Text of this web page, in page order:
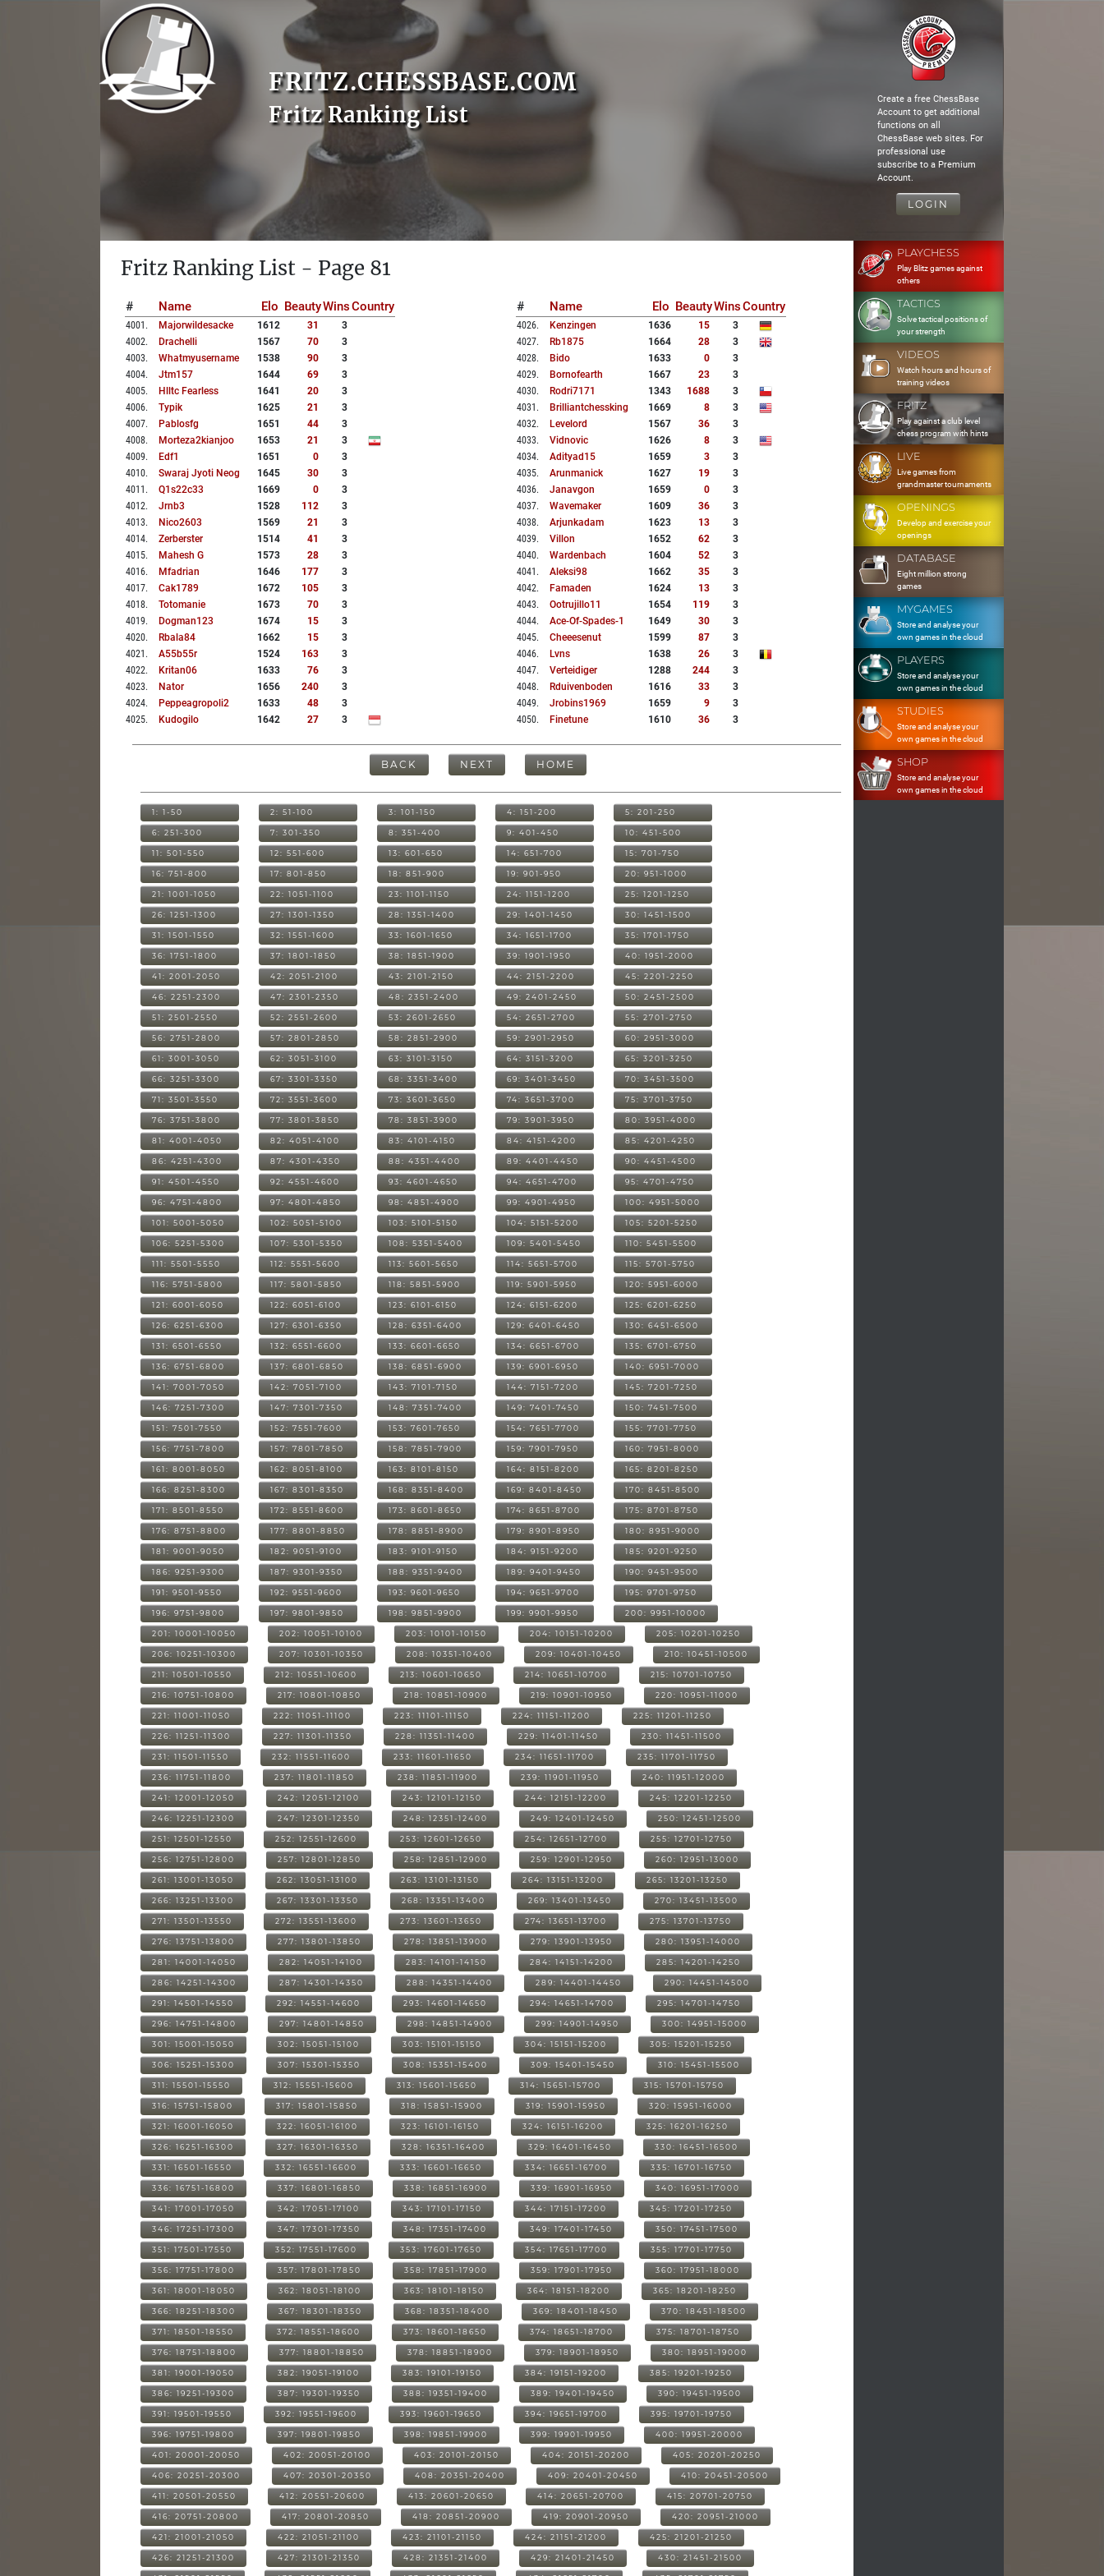
FRITZ.CHESSBASE.COM
Fritz Ranking List
Create a free ChessBase
Account to get additional
functions on all
ChessBase web sites. For
professional use
subscribe to a Premium
Account.
LOGIN
Fritz Ranking List - Page 81
# Name Elo BeautyWinsCountry
4001 . Majorwildesacke 1612 31
3
4002. Drachelli 1567 70
3
4003. Whatmyusername 1538 90
3
4004. Jtm157 1644 69
3
4005. Hlltc Fearless 1641 20
3
4006. Typik 1625 21
3
4007. Pablosfg 1651 44
3
4008. Morteza2kianjoo 1653 21
3
4009. Edf1 1651 0
3
4010. Swaraj Jyoti Neog 1645 30
3
4011 . Q1s22c33 1669 0
3
4012. Jrnb3 1528 112
3
4013. Nico2603 1569 21
3
4014. Zerberster 1514 41
3
4015. Mahesh G 1573 28
3
4016. Mfadrian 1646 177
3
4017. Cak1789 1672 105
3
4018. Totomanie 1673 70
3
4019. Dogman123 1674 15
3
4020. Rbala84 1662 15
3
4021 . A55b55r 1524 163
3
4022. Kritan06 1633 76
3
4023. Nator 1656 240
3
4024. Peppeagropoli2 1633 48
3
4025. Kudogilo 1642 27 3
# Name Elo BeautyWinsCountry
4026. Kenzingen 1636 15
3
4027. Rb1875 1664 28
3
4028. Bido 1633 0
3
4029. Bornofearth 1667 23
3
4030. Rodri7171 1343 1688
3
4031 . Brilliantchessking 1669 8
3
4032. Levelord 1567 36
3
4033. Vidnovic 1626 8
3
4034. Adityad15 1659 3
3
4035. Arunmanick 1627 19
3
4036. Janavgon 1659 0
3
4037. Wavemaker 1609 36
3
4038. Arjunkadam 1623 13
3
4039. Villon 1652 62
3
4040. Wardenbach 1604 52
3
4041 . Aleksi98 1662 35
3
4042. Famaden 1624 13
3
4043. Ootrujillo11 1654 119
3
4044. Ace-Of-Spades-1 1649 30
3
4045. Cheeesenut 1599 87
3
4046. Lvns 1638 26
3
4047. Verteidiger 1288 244
3
4048. Rduivenboden 1616 33
3
4049. Jrobins1969 1659 9
3
4050. Finetune 1610 36 3
BACK NEXT HOME
1: 1-50 2: 51-100 3: 101-150 4: 151-200 5: 201-250
6: 251-300 7: 301-350 8: 351-400 9: 401-450 10: 451-500
11: 501-550 12: 551-600 13: 601-650 14: 651-700 15: 701-750
16: 751-800 17: 801-850 18: 851-900 19: 901-950 20: 951-1000
21: 1001-1050 22: 1051-1100 23: 1101-1150 24: 1151-1200 25: 1201-1250
26: 1251-1300 27: 1301-1350 28: 1351-1400 29: 1401-1450 30: 1451-1500
31: 1501-1550 32: 1551-1600 33: 1601-1650 34: 1651-1700 35: 1701-1750
36: 1751-1800 37: 1801-1850 38: 1851-1900 39: 1901-1950 40: 1951-2000
41: 2001-2050 42: 2051-2100 43: 2101-2150 44: 2151-2200 45: 2201-2250
46: 2251-2300 47: 2301-2350 48: 2351-2400 49: 2401-2450 50: 2451-2500
51: 2501-2550 52: 2551-2600 53: 2601-2650 54: 2651-2700 55: 2701-2750
56: 2751-2800 57: 2801-2850 58: 2851-2900 59: 2901-2950 60: 2951-3000
61: 3001-3050 62: 3051-3100 63: 3101-3150 64: 3151-3200 65: 3201-3250
66: 3251-3300 67: 3301-3350 68: 3351-3400 69: 3401-3450 70: 3451-3500
71: 3501-3550 72: 3551-3600 73: 3601-3650 74: 3651-3700 75: 3701-3750
76: 3751-3800 77: 3801-3850 78: 3851-3900 79: 3901-3950 80: 3951-4000
81: 4001-4050 82: 4051-4100 83: 4101-4150 84: 4151-4200 85: 4201-4250
86: 4251-4300 87: 4301-4350 88: 4351-4400 89: 4401-4450 90: 4451-4500
91: 4501-4550 92: 4551-4600 93: 4601-4650 94: 4651-4700 95: 4701-4750
96: 4751-4800 97: 4801-4850 98: 4851-4900 99: 4901-4950 100: 4951-5000
101: 5001-5050 102: 5051-5100 103: 5101-5150 104: 5151-5200 105: 5201-5250
106: 5251-5300 107: 5301-5350 108: 5351-5400 109: 5401-5450 110: 5451-5500
111: 5501-5550 112: 5551-5600 113: 5601-5650 114: 5651-5700 115: 5701-5750
116: 5751-5800 117: 5801-5850 118: 5851-5900 119: 5901-5950 120: 5951-6000
121: 6001-6050 122: 6051-6100 123: 6101-6150 124: 6151-6200 125: 6201-6250
126: 6251-6300 127: 6301-6350 128: 6351-6400 129: 6401-6450 130: 6451-6500
131: 6501-6550 132: 6551-6600 133: 6601-6650 134: 6651-6700 135: 6701-6750
136: 6751-6800 137: 6801-6850 138: 6851-6900 139: 6901-6950 140: 6951-7000
141: 7001-7050 142: 7051-7100 143: 7101-7150 144: 7151-7200 145: 7201-7250
146: 7251-7300 147: 7301-7350 148: 7351-7400 149: 7401-7450 150: 7451-7500
151: 7501-7550 152: 7551-7600 153: 7601-7650 154: 7651-7700 155: 7701-7750
156: 7751-7800 157: 7801-7850 158: 7851-7900 159: 7901-7950 160: 7951-8000
161: 8001-8050 162: 8051-8100 163: 8101-8150 164: 8151-8200 165: 8201-8250
166: 8251-8300 167: 8301-8350 168: 8351-8400 169: 8401-8450 170: 8451-8500
171: 8501-8550 172: 8551-8600 173: 8601-8650 174: 8651-8700 175: 8701-8750
176: 8751-8800 177: 8801-8850 178: 8851-8900 179: 8901-8950 180: 8951-9000
181: 9001-9050 182: 9051-9100 183: 9101-9150 184: 9151-9200 185: 9201-9250
186: 9251-9300 187: 9301-9350 188: 9351-9400 189: 9401-9450 190: 9451-9500
191: 9501-9550 192: 9551-9600 193: 9601-9650 194: 9651-9700 195: 9701-9750
196: 9751-9800 197: 9801-9850 198: 9851-9900 199: 9901-9950 200: 9951-10000
201: 10001-10050 202: 10051-10100 203: 10101-10150 204: 10151-10200 205: 10201-10250
206: 10251-10300 207: 10301-10350 208: 10351-10400 209: 10401-10450 210: 10451-10500
211: 10501-10550 212: 10551-10600 213: 10601-10650 214: 10651-10700 215: 10701-10750
216: 10751-10800 217: 10801-10850 218: 10851-10900 219: 10901-10950 220: 10951-11000
221: 11001-11050 222: 11051-11100 223: 11101-11150 224: 11151-11200 225: 11201-11250
226: 11251-11300 227: 11301-11350 228: 11351-11400 229: 11401-11450 230: 11451-11500
231: 11501-11550 232: 11551-11600 233: 11601-11650 234: 11651-11700 235: 11701-11750
236: 11751-11800 237: 11801-11850 238: 11851-11900 239: 11901-11950 240: 11951-12000
241: 12001-12050 242: 12051-12100 243: 12101-12150 244: 12151-12200 245: 12201-12250
246: 12251-12300 247: 12301-12350 248: 12351-12400 249: 12401-12450 250: 12451-12500
251: 12501-12550 252: 12551-12600 253: 12601-12650 254: 12651-12700 255: 12701-12750
256: 12751-12800 257: 12801-12850 258: 12851-12900 259: 12901-12950 260: 12951-13000
261: 13001-13050 262: 13051-13100 263: 13101-13150 264: 13151-13200 265: 13201-13250
266: 13251-13300 267: 13301-13350 268: 13351-13400 269: 13401-13450 270: 13451-13500
271: 13501-13550 272: 13551-13600 273: 13601-13650 274: 13651-13700 275: 13701-13750
276: 13751-13800 277: 13801-13850 278: 13851-13900 279: 13901-13950 280: 13951-14000
281: 14001-14050 282: 14051-14100 283: 14101-14150 284: 14151-14200 285: 14201-14250
286: 14251-14300 287: 14301-14350 288: 14351-14400 289: 14401-14450 290: 14451-14500
291: 14501-14550 292: 14551-14600 293: 14601-14650 294: 14651-14700 295: 14701-14750
296: 14751-14800 297: 14801-14850 298: 14851-14900 299: 14901-14950 300: 14951-15000
301: 15001-15050 302: 15051-15100 303: 15101-15150 304: 15151-15200 305: 15201-15250
306: 15251-15300 307: 15301-15350 308: 15351-15400 309: 15401-15450 310: 15451-15500
311: 15501-15550 312: 15551-15600 313: 15601-15650 314: 15651-15700 315: 15701-15750
316: 15751-15800 317: 15801-15850 318: 15851-15900 319: 15901-15950 320: 15951-16000
321: 16001-16050 322: 16051-16100 323: 16101-16150 324: 16151-16200 325: 16201-16250
326: 16251-16300 327: 16301-16350 328: 16351-16400 329: 16401-16450 330: 16451-16500
331: 16501-16550 332: 16551-16600 333: 16601-16650 334: 16651-16700 335: 16701-16750
336: 16751-16800 337: 16801-16850 338: 16851-16900 339: 16901-16950 340: 16951-17000
341: 17001-17050 342: 17051-17100 343: 17101-17150 344: 17151-17200 345: 17201-17250
346: 17251-17300 347: 17301-17350 348: 17351-17400 349: 17401-17450 350: 17451-17500
351: 17501-17550 352: 17551-17600 353: 17601-17650 354: 17651-17700 355: 17701-17750
356: 17751-17800 357: 17801-17850 358: 17851-17900 359: 17901-17950 360: 17951-18000
361: 18001-18050 362: 18051-18100 363: 18101-18150 364: 18151-18200 365: 18201-18250
366: 18251-18300 367: 18301-18350 368: 18351-18400 369: 18401-18450 370: 18451-18500
371: 18501-18550 372: 18551-18600 373: 18601-18650 374: 18651-18700 375: 18701-18750
376: 18751-18800 377: 18801-18850 378: 18851-18900 379: 18901-18950 380: 18951-19000
381: 19001-19050 382: 19051-19100 383: 19101-19150 384: 19151-19200 385: 19201-19250
386: 19251-19300 387: 19301-19350 388: 19351-19400 389: 19401-19450 390: 19451-19500
391: 19501-19550 392: 19551-19600 393: 19601-19650 394: 19651-19700 395: 19701-19750
396: 19751-19800 397: 19801-19850 398: 19851-19900 399: 19901-19950 400: 19951-20000
401: 20001-20050 402: 20051-20100 403: 20101-20150 404: 20151-20200 405: 20201-20250
406: 20251-20300 407: 20301-20350 408: 20351-20400 409: 20401-20450 410: 20451-20500
411: 20501-20550 412: 20551-20600 413: 20601-20650 414: 20651-20700 415: 20701-20750
416: 20751-20800 417: 20801-20850 418: 20851-20900 419: 20901-20950 420: 20951-21000
421: 21001-21050 422: 21051-21100 423: 21101-21150 424: 21151-21200 425: 21201-21250
426: 21251-21300 427: 21301-21350 428: 21351-21400 429: 21401-21450 430: 21451-21500
PLAYCHESS
Play Blitz games against
others
TACTICS
Solve tactical positions of
your strength
VIDEOS
Watch hours and hours of
training videos
FRITZ
Play against a club level
chess program with hints
LIVE
Live games from
grandmaster tournaments
OPENINGS
Develop and exercise your
openings
DATABASE
Eight million strong
games
MYGAMES
Store and analyse your
own games in the cloud
PLAYERS
Store and analyse your
own games in the cloud
STUDIES
Store and analyse your
own games in the cloud
SHOP
Store and analyse your
own games in the cloud